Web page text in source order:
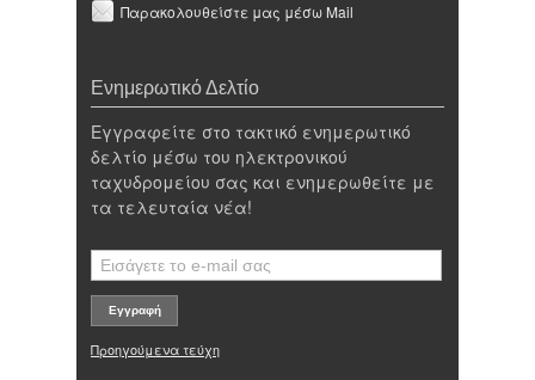
Παρακολουθείστε μας μέσω Mail
Ενημερωτικό Δελτίο
Εγγραφείτε στο τακτικό ενημερωτικό
δελτίο μέσω του ηλεκτρονικού
ταχυδρομείου σας και ενημερωθείτε με
τα τελευταία νέα!
Προηγούμενα τεύχη